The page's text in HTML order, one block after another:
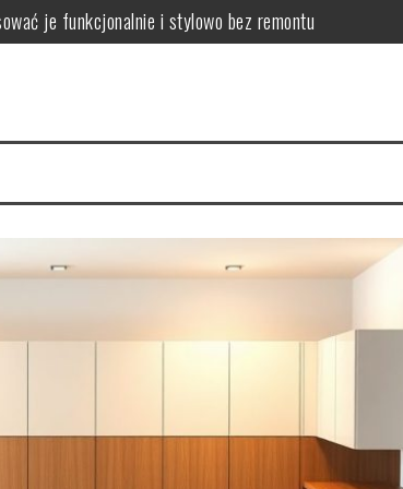
skutki i praktyczne sposoby poprawy projektu
komfortową i funkcjonalną komunikację domową
wybrać lekkie i funkcjonalne rozwiązania
je funkcjonalnie i stylowo bez remontu